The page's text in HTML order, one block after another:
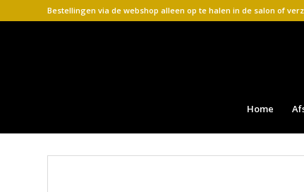
Bestellingen via de webshop alleen op te halen in de salon of
Home